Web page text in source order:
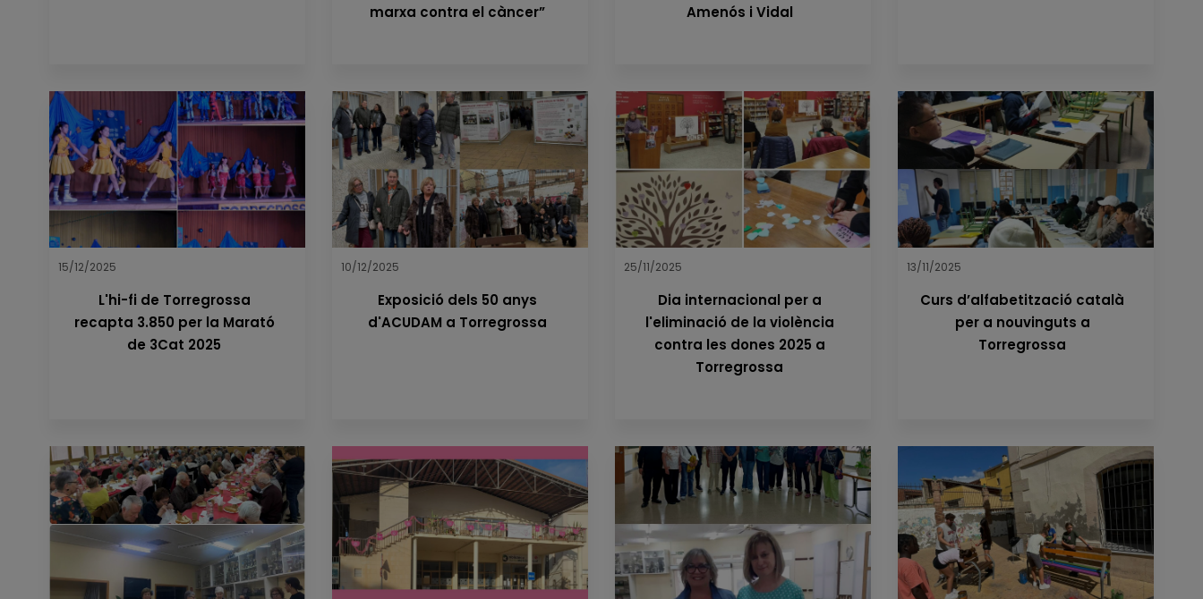
marxa contra el càncer”
Amenós i Vidal
15/12/2025
L'hi-fi de Torregrossa
recapta 3.850 per la Marató
de 3Cat 2025
10/12/2025
Exposició dels 50 anys
d'ACUDAM a Torregrossa
25/11/2025
Dia internacional per a
l'eliminació de la violència
contra les dones 2025 a
Torregrossa
13/11/2025
Curs d’alfabetització català
per a nouvinguts a
Torregrossa